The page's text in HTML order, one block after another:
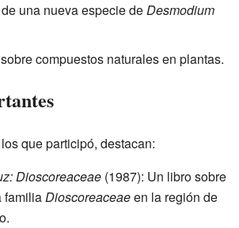
una nueva especie deDesmodium
compuestos naturales en plantas.
que participó, destacan:
Dioscoreaceae (1987): Un libro sobre
familiaDioscoreaceaeen la región de